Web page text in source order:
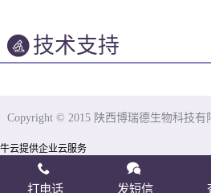
技术支持
Copyright © 2015 陕西博瑞德生物科技有
牛云提供企业云服务
打电话 发短信